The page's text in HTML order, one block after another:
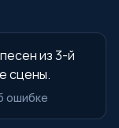
из 3-й
сцены.
ошибке